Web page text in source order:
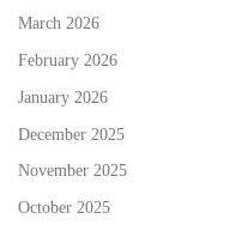
March 2026
February 2026
January 2026
December 2025
November 2025
October 2025